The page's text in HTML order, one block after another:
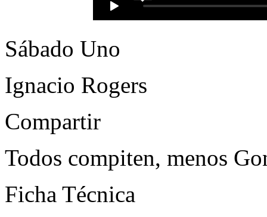
Sábado Uno
Ignacio Rogers
Compartir
Todos compiten, menos
Ficha Técnica